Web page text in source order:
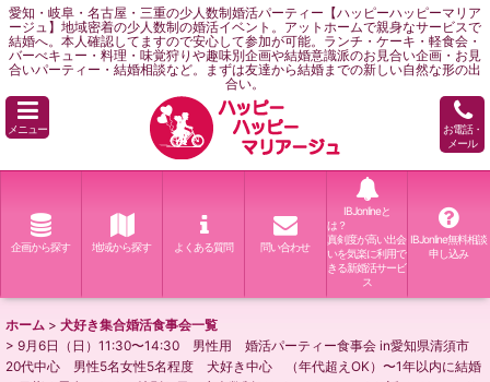
愛知・岐阜・名古屋・三重の少人数制婚活パーティー【ハッピーハッピーマリア
ージュ】地域密着の少人数制の婚活イベント。アットホームで親身なサービスで
結婚へ。本人確認してますので安心して参加が可能。ランチ・ケーキ・軽食会・
バーべキュー・料理・味覚狩りや趣味別企画や結婚意識派のお見合い企画・お見
合いパーティー・結婚相談など。まずは友達から結婚までの新しい自然な形の出
合い。
メニュー
お電話・
メール
企画から探す 地域から探す よくある質問 問い合わせ
IBJonlineと
は？
真剣度が高い出会
いを気楽に利用で
きる新婚活サービ
ス
IBJonline無料相談
申し込み
ホーム > 犬好き集合婚活食事会一覧
> 9月6日（日）11:30〜14:30 男性用 婚活パーティー食事会 in愛知県清須市
20代中心 男性5名女性5名程度 犬好き中心 （年代超えOK）〜1年以内に結婚